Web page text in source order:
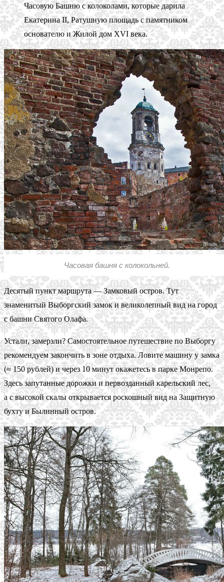
Часовую Башню с колоколами, которые дарила
Екатерина II, Ратушную площадь с памятником
основателю и Жилой дом XVI века.
Часовая башня с колокольней.
Десятый пункт маршрута — Замковый остров. Тут
знаменитый Выборгский замок и великолепный вид на город
с башни Святого Олафа.
Устали, замерзли? Самостоятельное путешествие по Выборгу
рекомендуем закончить в зоне отдыха. Ловите машину у замка
(≈ 150 рублей) и через 10 минут окажетесь в парке Монрепо.
Здесь запутанные дорожки и первозданный карельский лес,
а с высокой скалы открывается роскошный вид на Защитную
бухту и Былинный остров.